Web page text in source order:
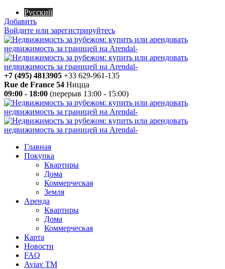
Русский
Добавить
Войдите или зарегистрируйтесь
+7 (495) 4813905 +33 629-961-135
Rue de France 54 Ницца
09:00 - 18:00 (перерыв 13:00 - 15:00)
Главная
Покупка
Квартиры
Дома
Коммерческая
Земля
Аренда
Квартиры
Дома
Коммерческая
Карта
Новости
FAQ
Aviav TM